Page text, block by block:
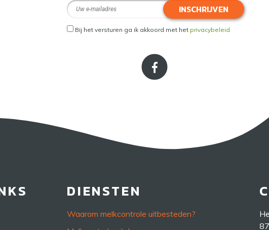
INSCHRIJVEN
Bij het versturen ga ik akkoord met het privacybeleid
DIENSTEN
Waarom melkcontrole uitbesteden?